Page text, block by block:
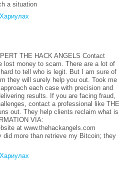
a situation
Хариулах
THE HACK ANGELS Contact
lost money to scam. There are a lot of
to tell who is legit. But I am sure of
they will surely help you out. Took me
each case with precision and
results. If you are facing fraud,
contact a professional like THE
out. They help clients reclaim what is
VIA:
at www.thehackangels.com
did more than retrieve my Bitcoin; they
Хариулах